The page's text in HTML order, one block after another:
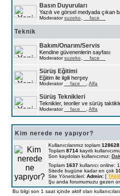
Basın Duyuruları
Yazılı ve görsel medyada çıkan
Moderatorsuzeko __face__
Teknik
Bakım/Onarım/Servis
Kendine güvenenlerin sayfası
Moderatorsuzeko __face__
Sürüş Eğitimi
Eğitim ile ilgili herşey
Moderator __face__ Alfa
Sürüş Teknikleri
Teknikler, teoriler ve sürüş
Moderator __face__ Alfa
Kim nerede ne yapıyor?
Kullanıcılarımız toplam 128628
Toplam 8714 kayıtlı
Son kaydolan kullanıcımız:
Toplam 1637 kullanıcı online:
Sitede bugüne kadar en çok
Site Yöneticileri: Admin: [ TA6B
Şu anda forumumuzu gezen
Bu bilgi son 1 saat içinde aktif olan